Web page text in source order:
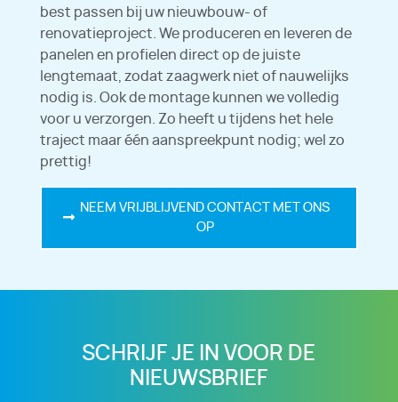
best passen bij uw nieuwbouw- of
renovatieproject. We produceren en leveren de
panelen en profielen direct op de juiste
lengtemaat, zodat zaagwerk niet of nauwelijks
nodig is. Ook de montage kunnen we volledig
voor u verzorgen. Zo heeft u tijdens het hele
traject maar één aanspreekpunt nodig; wel zo
prettig!
NEEM VRIJBLIJVEND CONTACT MET ONS
OP
SCHRIJF JE IN VOOR DE
NIEUWSBRIEF